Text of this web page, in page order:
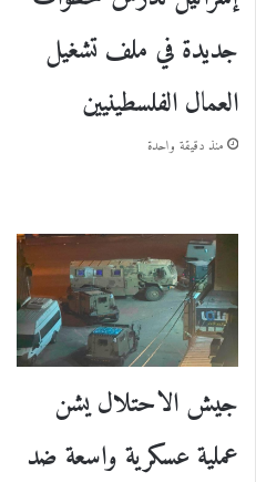
جديدة في ملف تشغيل
العمال الفلسطينيين
منذ دقيقة واحدة
جيش الاحتلال يشن
عملية عسكرية واسعة ضد